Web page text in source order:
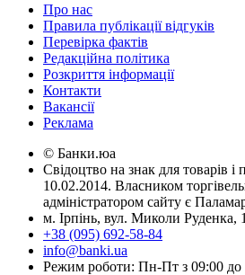
Про нас
Правила публікації відгуків
Перевірка фактів
Редакційна політика
Розкриття інформації
Контакти
Вакансії
Реклама
© Банки.юа
Свідоцтво на знак для товарів
10.02.2014. Власником
адміністратором сайту є
м. Ірпінь, вул. Миколи Руденка,
+38 (095) 692-58-84
info@banki.ua
Режим роботи: Пн-Пт з 09:00 до